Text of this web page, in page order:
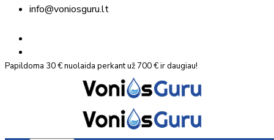
info@voniosguru.lt
Papildoma 30 € nuolaida perkant už 700 € ir daugiau!